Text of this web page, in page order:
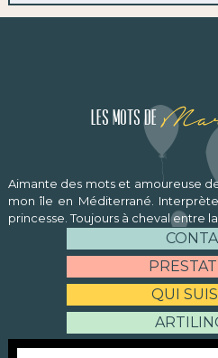
Les mots de
Aimante des mots et amoureuse
mon île en Méditerrané.
princesse. Toujours à cheval entre
QUI